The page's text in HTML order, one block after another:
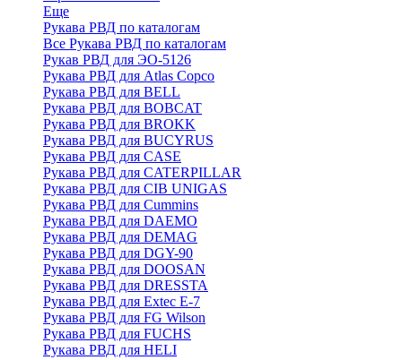
Еще
Рукава РВД по каталогам
Все Рукава РВД по каталогам
Рукав РВД для ЭО-5126
Рукава РВД для Atlas Copco
Рукава РВД для BELL
Рукава РВД для BOBCAT
Рукава РВД для BROKK
Рукава РВД для BUCYRUS
Рукава РВД для CASE
Рукава РВД для CATERPILLAR
Рукава РВД для CIB UNIGAS
Рукава РВД для Cummins
Рукава РВД для DAEMO
Рукава РВД для DEMAG
Рукава РВД для DGY-90
Рукава РВД для DOOSAN
Рукава РВД для DRESSTA
Рукава РВД для Extec E-7
Рукава РВД для FG Wilson
Рукава РВД для FUCHS
Рукава РВД для HELI